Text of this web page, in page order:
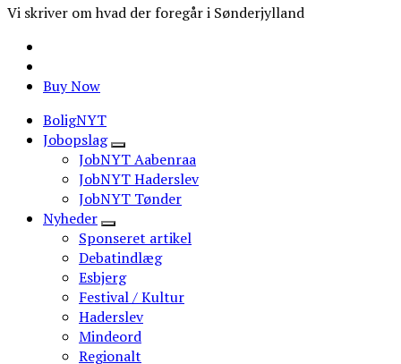
Vi skriver om hvad der foregår i Sønderjylland
Buy Now
BoligNYT
Jobopslag
JobNYT Aabenraa
JobNYT Haderslev
JobNYT Tønder
Nyheder
Sponseret artikel
Debatindlæg
Esbjerg
Festival / Kultur
Haderslev
Mindeord
Regionalt